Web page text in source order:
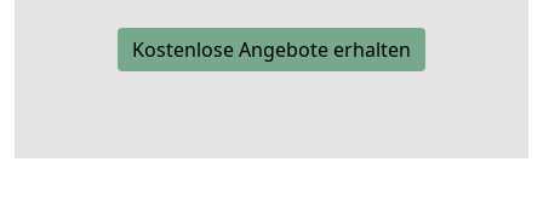
Kostenlose Angebote erhalten